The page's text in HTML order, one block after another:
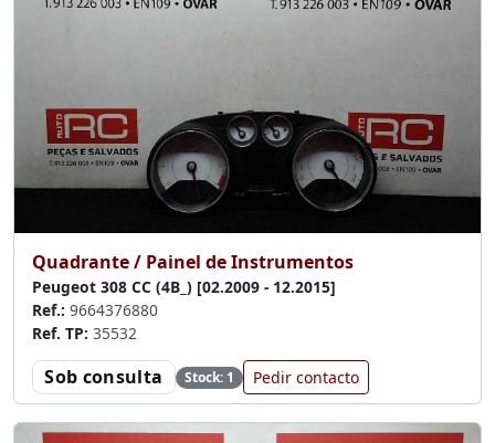
Quadrante / Painel de Instrumentos
Peugeot 308 CC (4B_) [02.2009 - 12.2015]
Ref.: 9664376880
Ref. TP: 35532
Sob consulta Stock: 1 Pedir contacto